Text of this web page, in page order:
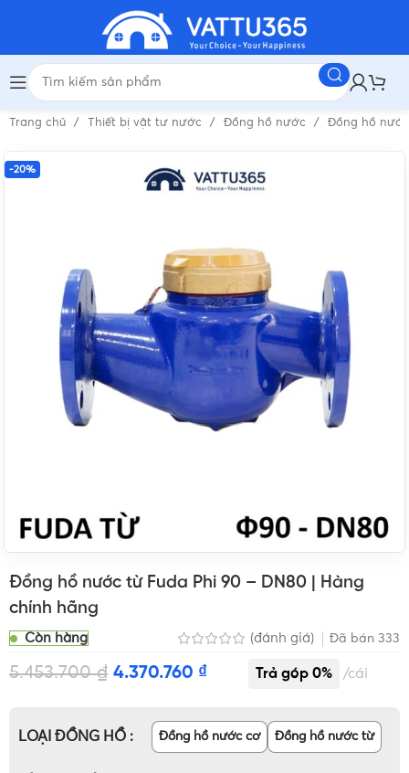
Trang chủ Thiết bị vật tư nước Đồng hồ nước Đồng hồ
-20%
Đồng hồ nước từ Fuda Phi 90 – DN80 | Hàng
chính hãng
Còn hàng (đánh giá) Đã bán 333
5.453.700₫ 4.370.760 ₫ cái
LOẠI ĐỒNG HỒ Đồng hồ nước cơ Đồng hồ nước từ